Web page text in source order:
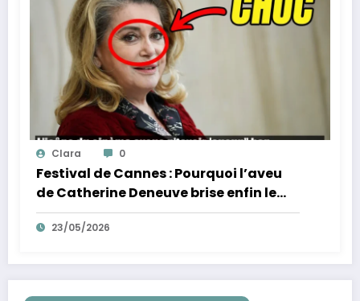
Clara 0
Festival de Cannes : Pourquoi l’aveu
de Catherine Deneuve brise enfin le
mythe de la Croisette
23/05/2026